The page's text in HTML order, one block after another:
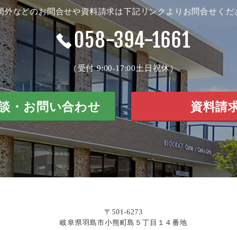
外などのお問合せや資料請求は下記リンクよりお問合せくだ
058-394-1661
（受付 9:00-17:00土日祝休）
・お問い合わせ 資料請
〒501-6273
岐阜県羽島市小熊町島５丁目１４番地